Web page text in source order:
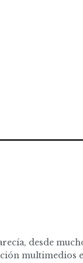
desde
multimedios